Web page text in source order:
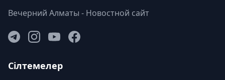
Вечерний Алматы - Новостной сайт
Сілтемелер